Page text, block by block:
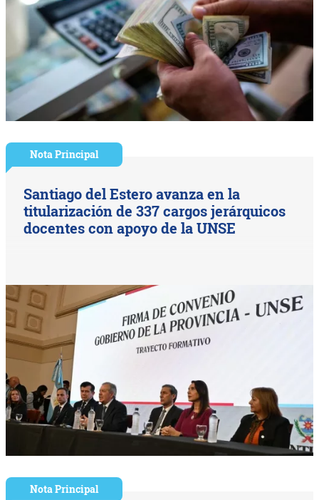
Nota Principal
Santiago del Estero avanza en la
titularización de 337 cargos jerárquicos
docentes con apoyo de la UNSE
Nota Principal